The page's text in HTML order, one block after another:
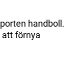
handboll.
att förnya